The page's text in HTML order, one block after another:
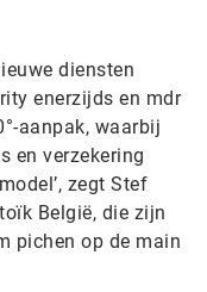
diensten
enerzijds en mdr
aanpak, waarbij
en verzekering
zegt Stef
België, die zijn
pichen op de main